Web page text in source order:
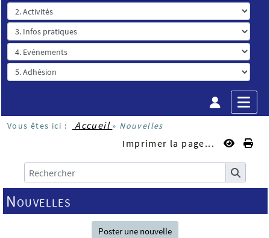
Vous êtes ici : Accueil » Nouvelles
Imprimer la page...
Nouvelles
Poster une nouvelle